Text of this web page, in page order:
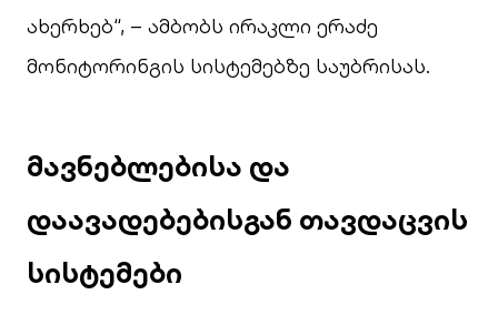
ახერხებ“, – ამბობს ირაკლი ერაძე
მონიტორინგის სისტემებზე საუბრისას.
მავნებლებისა და
დაავადებებისგან თავდაცვის
სისტემები